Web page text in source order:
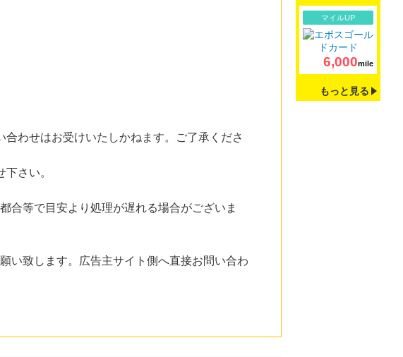
わせはお受けいたしかねます。ご了承くださ
さい。
合等で目安より処理が遅れる場合がございま
い致します。広告主サイト側へ直接お問い合わ
マイルUP
6,000mile
もっと見る